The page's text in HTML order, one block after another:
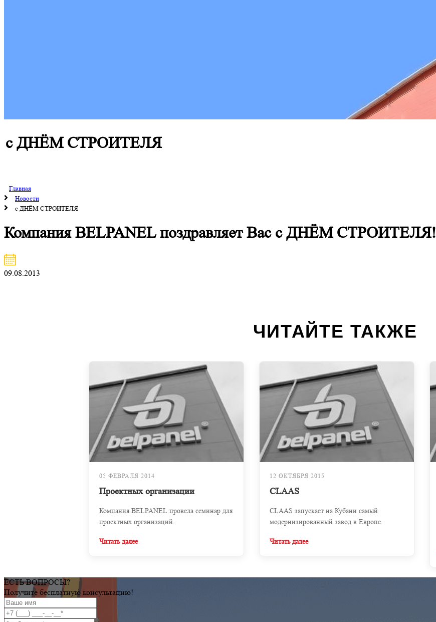
с ДНЁМ СТРОИТЕЛЯ
Главная
Новости
с ДНЁМ СТРОИТЕЛЯ
Компания BELPANEL поздравляет Вас с ДНЁМ СТРОИТЕЛЯ!
09.08.2013
ЧИТАЙТЕ ТАКЖЕ
05 ФЕВРАЛЯ 2014
Проектных организации
Компания BELPANEL провела семинар для
проектных организаций.
Читать далее
12 ОКТЯБРЯ 2015
CLAAS
CLAAS запускает на Кубани самый
модернизированный завод в Европе.
Читать далее
ЕСТЬ ВОПРОСЫ?
Получите бесплатную консультацию!